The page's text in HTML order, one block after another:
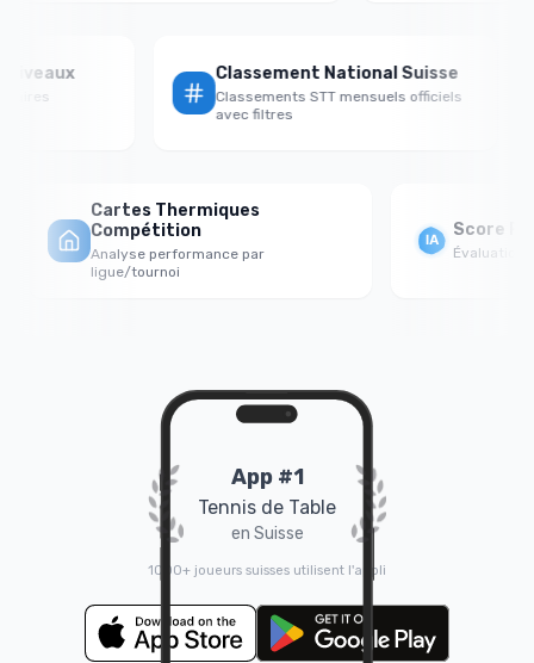
Niveaux Classement National Suisse
Classements STT mensuels officiels
avec filtres
Cartes Thermiques
Compétition
Analyse performance par
ligue/tournoi
Score
Évaluation
App #1
Tennis de Table
en Suisse
1000+ joueurs suisses utilisent l'appli